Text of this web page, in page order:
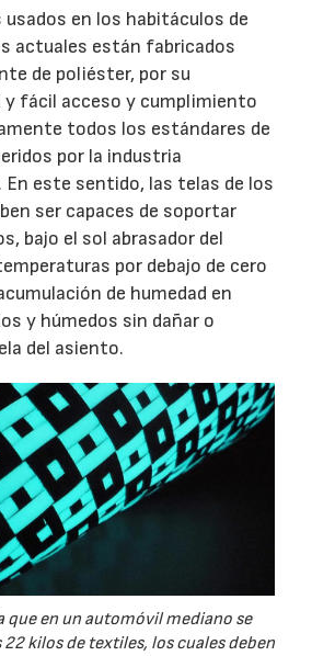
en los habitáculos de
actuales están fabricados
de poliéster, por su
y fácil acceso y cumplimiento
todos los estándares de
por la industria
este sentido, las telas de los
ser capaces de soportar
bajo el sol abrasador del
por debajo de cero
de humedad en
y húmedos sin dañar o
del asiento.
que en un automóvil mediano se
kilos de textiles, los cuales deben